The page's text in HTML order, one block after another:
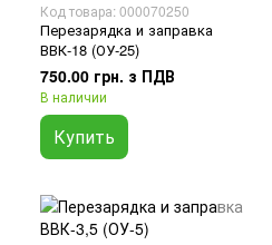
Код товара: 000070250
Перезарядка и заправка
ВВК-18 (ОУ-25)
750.00 грн. з ПДВ
В наличии
Купить